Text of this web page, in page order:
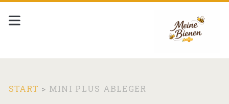
START > MINI PLUS ABLEGER